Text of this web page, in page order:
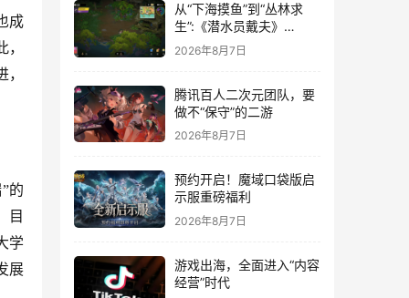
成
的
目
学
展
从“下海摸鱼”到“丛林求
生”:《潜水员戴夫》
DLC《丛林》移动端定档
8月14日
2026年8月7日
腾讯百人二次元团队，要
做不“保守”的二游
2026年8月7日
预约开启！魔域口袋版启
示服重磅福利
2026年8月7日
游戏出海，全面进入“内容
经营”时代